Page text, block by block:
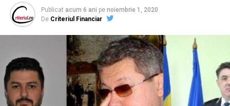
Publicat acum 6 ani pe noiembrie 1, 2020
De Criteriul Financiar